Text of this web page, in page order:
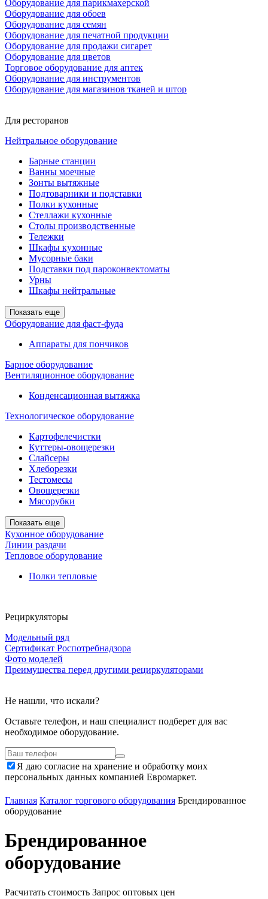
Оборудование для парикмахерской
Оборудование для обоев
Оборудование для семян
Оборудование для печатной продукции
Оборудование для продажи сигарет
Оборудование для цветов
Торговое оборудование для аптек
Оборудование для инструментов
Оборудование для магазинов тканей и штор
Для ресторанов
Нейтральное оборудование
Барные станции
Ванны моечные
Зонты вытяжные
Подтоварники и подставки
Полки кухонные
Стеллажи кухонные
Столы производственные
Тележки
Шкафы кухонные
Мусорные баки
Подставки под пароконвектоматы
Урны
Шкафы нейтральные
Показать еще
Оборудование для фаст-фуда
Аппараты для пончиков
Барное оборудование
Вентиляционное оборудование
Конденсационная вытяжка
Технологическое оборудование
Картофелечистки
Куттеры-овощерезки
Слайсеры
Хлеборезки
Тестомесы
Овощерезки
Мясорубки
Показать еще
Кухонное оборудование
Линии раздачи
Тепловое оборудование
Полки тепловые
Рециркуляторы
Модельный ряд
Сертификат Роспотребнадзора
Фото моделей
Преимущества перед другими рециркуляторами
Не нашли, что искали?
Оставьте телефон, и наш специалист подберет для вас
необходимое оборудование.
Я даю согласие на хранение и обработку моих
персональных данных компанией Евромаркет.
Главная Каталог торгового оборудования Брендированное
оборудование
Брендированное
оборудование
Расчитать стоимость Запрос оптовых цен